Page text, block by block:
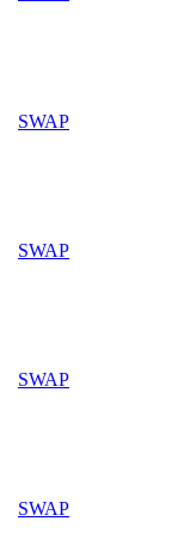
SWAP
SWAP
SWAP
SWAP